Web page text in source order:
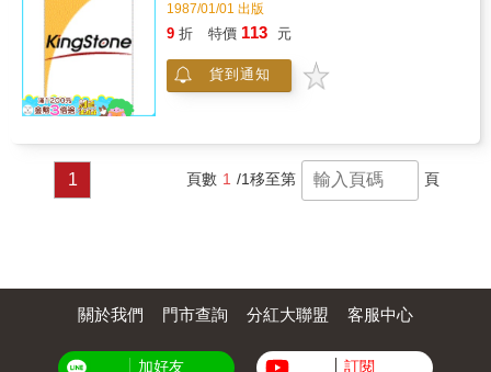
1987/01/01 出版
9 折 特價 113 元
貨到通知
1 頁數 1 /1移至第 頁
關於我們 門市查詢 分紅大聯盟 客服中心
加好友 訂閱